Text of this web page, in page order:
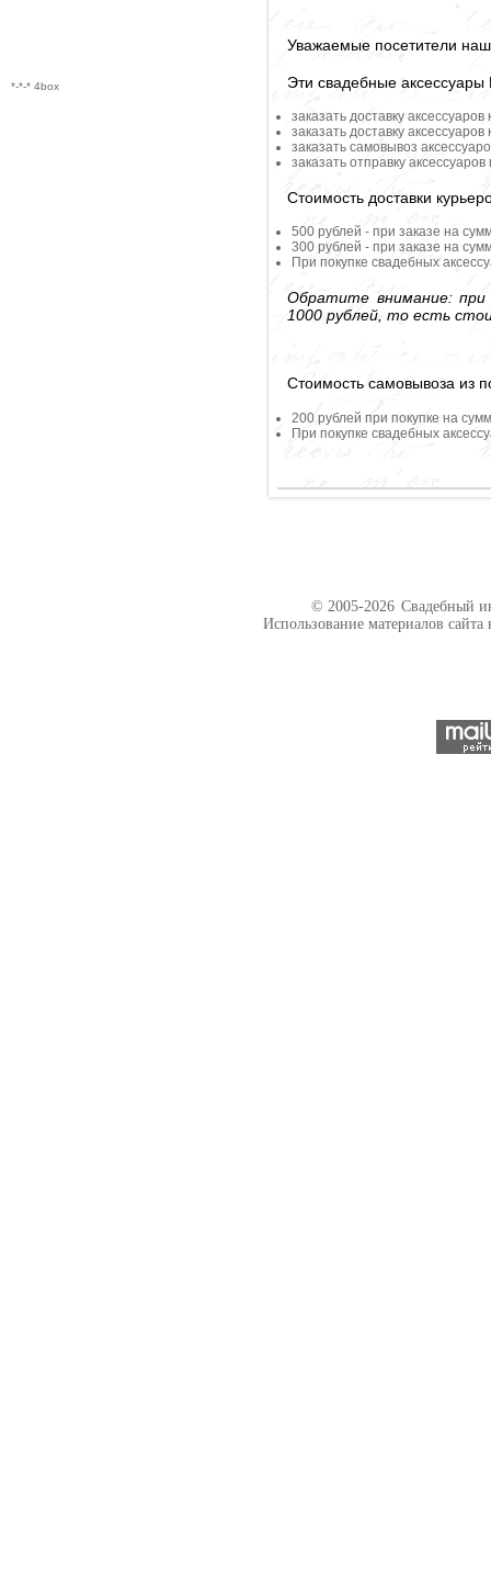
*-*-* 4box
Уважаемые посетители
Эти свадебные
заказать доставку
заказать доставку
заказать самовывоз
заказать отправку
Стоимость доставки
500 рублей - при заказе на
300 рублей - при заказе на
При покупке свадебных
Обратите внимание: при
1000 рублей, то есть
Стоимость самовывоза из
200 рублей при покупке на
При покупке свадебных
© 2005-2026 Свадебный
Использование материалов